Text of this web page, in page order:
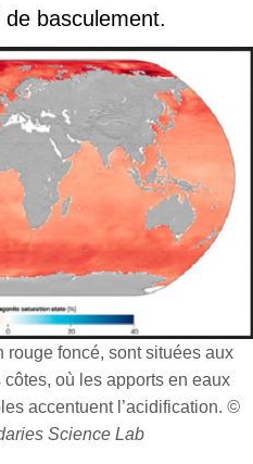
de basculement.
rouge foncé, sont situées aux
où les apports en eaux
accentuent l’acidification. ©
Science Lab